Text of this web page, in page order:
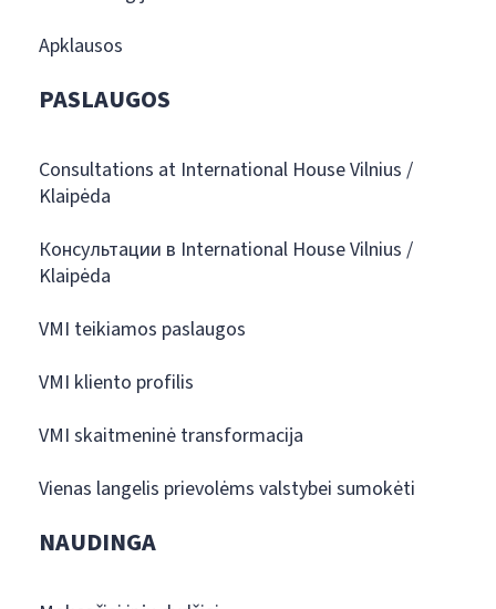
Apklausos
PASLAUGOS
Consultations at International House Vilnius /
Klaipėda
Консультации в International House Vilnius /
Klaipėda
VMI teikiamos paslaugos
VMI kliento profilis
VMI skaitmeninė transformacija
Vienas langelis prievolėms valstybei sumokėti
NAUDINGA